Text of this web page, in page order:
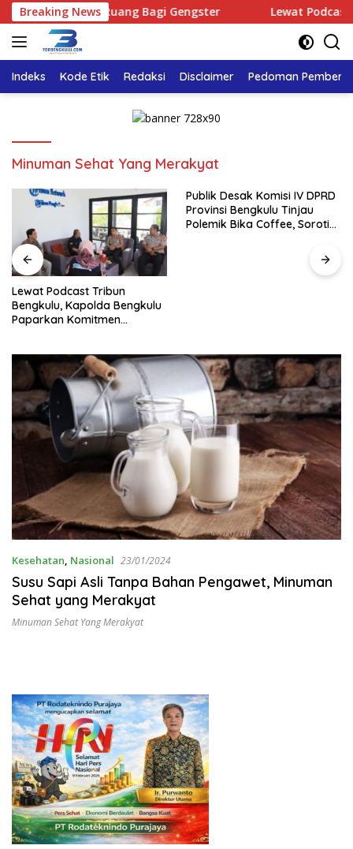
Langsung
ke
konten
Breaking News
Tidak Ada Ruang Bagi Gengster Lewat Podcast
Indeks Kode Etik Redaksi Disclaimer Pedoman
Minuman Sehat Yang Merakyat
Lewat Podcast Tribun
Bengkulu, Kapolda Bengkulu
Paparkan Komitmen
Publik Desak Komisi IV DPRD
Provinsi Bengkulu Tinjau
Polemik Bika Coffee, Soroti
Kesehatan, Nasional 23/01/2024
Susu Sapi Asli Tanpa Bahan Pengawet, Minuman
Sehat yang Merakyat
Minuman Sehat Yang Merakyat